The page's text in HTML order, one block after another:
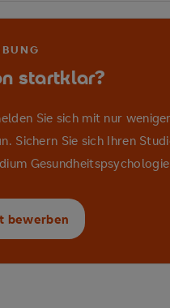
Implementierung
des Betrieblichen
als auch
Kompetenzen
Gestaltung und
Wohlbefinden
startklar?
Sie sich mit nur
Sichern Sie sich Ihren
bewerben